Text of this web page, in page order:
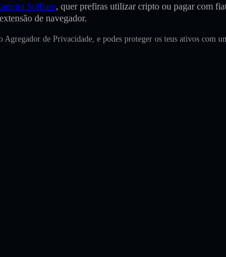
Solflare, quer prefiras utilizar cripto ou pagar com
de navegador.
de Privacidade, e podes proteger os teus ativos com